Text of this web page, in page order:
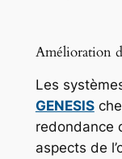
Amélioration
Les
GENESIS
redondance
aspects de